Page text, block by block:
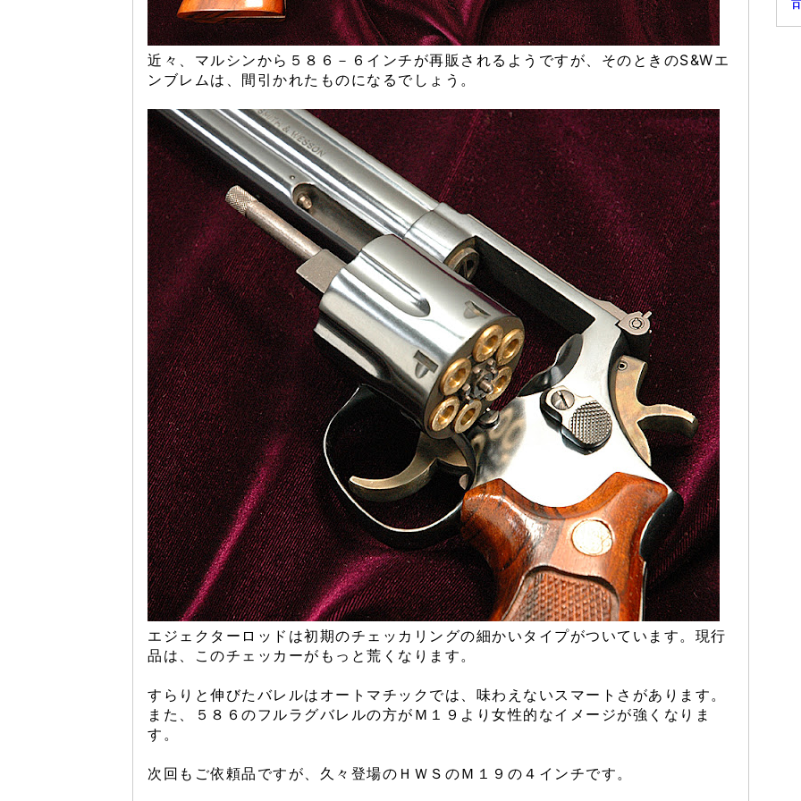
近々、マルシンから５８６－６インチが再販されるようですが、そのときのS&Wエ
ンブレムは、間引かれたものになるでしょう。
エジェクターロッドは初期のチェッカリングの細かいタイプがついています。現行
品は、このチェッカーがもっと荒くなります。
すらりと伸びたバレルはオートマチックでは、味わえないスマートさがあります。
また、５８６のフルラグバレルの方がＭ１９より女性的なイメージが強くなりま
す。
次回もご依頼品ですが、久々登場のＨＷＳのＭ１９の４インチです。